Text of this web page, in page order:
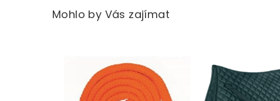
Mohlo by Vás zajímat